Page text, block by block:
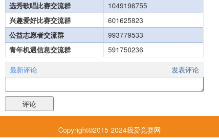
选秀歌唱比赛交流群
1049196755
兴趣爱好比赛交流群
601625823
公益志愿者交流群
993779533
青年机遇信息交流群
591750236
发表评论
最新评论
Copyright©2015-2024我爱竞赛网